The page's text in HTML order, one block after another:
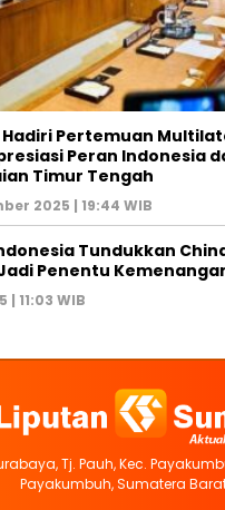
Pertemuan
Peran Indonesia
Timur Tengah
2025 | 19:44 WIB
Tundukkan China
Penentu
| 11:03 WIB
Tj. Pauh, Kec.
Payakumbuh, Sumatera Barat